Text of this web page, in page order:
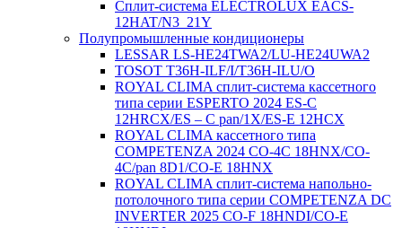
Сплит-система ELECTROLUX EACS-
12HAT/N3_21Y
Полупромышленные кондиционеры
LESSAR LS-HE24TWA2/LU-HE24UWA2
TOSOT T36H-ILF/I/T36H-ILU/O
ROYAL CLIMA сплит-система кассетного
типа серии ESPERTO 2024 ES-C
12HRCX/ES – C pan/1X/ES-E 12HCX
ROYAL CLIMA кассетного типа
COMPETENZA 2024 CO-4C 18HNX/CO-
4C/pan 8D1/CO-E 18HNX
ROYAL CLIMA сплит-система напольно-
потолочного типа серии COMPETENZA DC
INVERTER 2025 CO-F 18HNDI/CO-E